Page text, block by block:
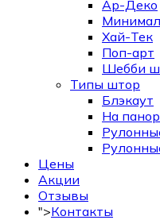
Ар-Деко
Хай-Тек
Поп-арт
Шебби
Типы штор
Блэкаут
На
Цены
Акции
Отзывы
">Контакты